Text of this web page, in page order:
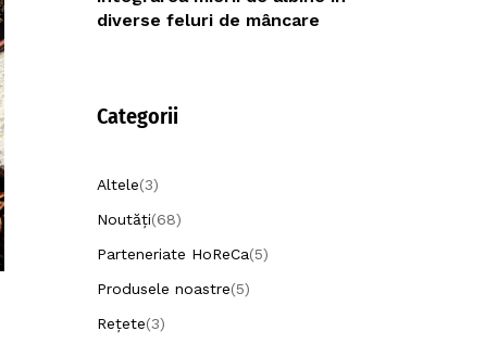
diverse feluri de mâncare
Categorii
Altele(3)
Noutăți(68)
Parteneriate HoReCa(5)
Produsele noastre(5)
Rețete(3)